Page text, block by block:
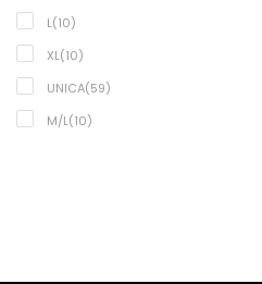
L(10)
XL(10)
UNICA(59)
M/L(10)